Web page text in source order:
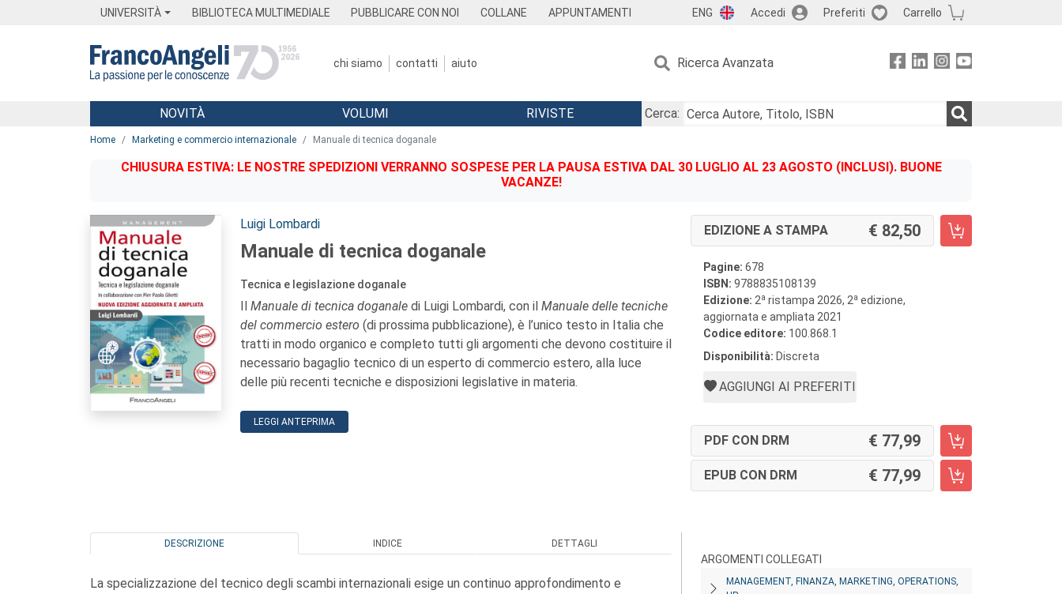
UNIVERSITÀ BIBLIOTECA MULTIMEDIALE PUBBLICARE CON NOI COLLANE APPUNTAMENTI ENG Accedi Preferiti Carrello
chi siamo contatti aiuto Ricerca Avanzata
Menu
NOVITÀ VOLUMI RIVISTE
Cerca:
Home Marketing e commercio internazionale Manuale di tecnica doganale
CHIUSURA ESTIVA: LE NOSTRE SPEDIZIONI VERRANNO SOSPESE PER LA PAUSA ESTIVA DAL 30 LUGLIO AL 23 AGOSTO (INCLUSI). BUONE
VACANZE!
Autori:
Luigi Lombardi
Manuale di tecnica doganale
Tecnica e legislazione doganale
Il Manuale di tecnica doganale di Luigi Lombardi, con il Manuale delle tecniche
del commercio estero (di prossima pubblicazione), è l’unico testo in Italia che
tratti in modo organico e completo tutti gli argomenti che devono costituire il
necessario bagaglio tecnico di un esperto di commercio estero, alla luce
delle più recenti tecniche e disposizioni legislative in materia.
LEGGI ANTEPRIMA
EDIZIONE A STAMPA 82,50
Pagine: 678
ISBN: 9788835108139
Edizione: 2a ristampa 2026, 2a edizione,
aggiornata e ampliata 2021
Codice editore: 100.868.1
Disponibilità: Discreta
AGGIUNGI AI PREFERITI
PDF CON DRM 77,99
EPUB CON DRM 77,99
DESCRIZIONE INDICE DETTAGLI
La specializzazione del tecnico degli scambi internazionali esige un continuo approfondimento e
ARGOMENTI COLLEGATI
MANAGEMENT, FINANZA, MARKETING, OPERATIONS,